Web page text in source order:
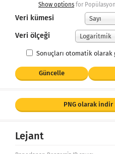
Show options for
Veri kümesi Sayı
Veri ölçeği Logaritmik
Sonuçları otomatik olarak
Güncelle
PNG olarak indir
Lejant